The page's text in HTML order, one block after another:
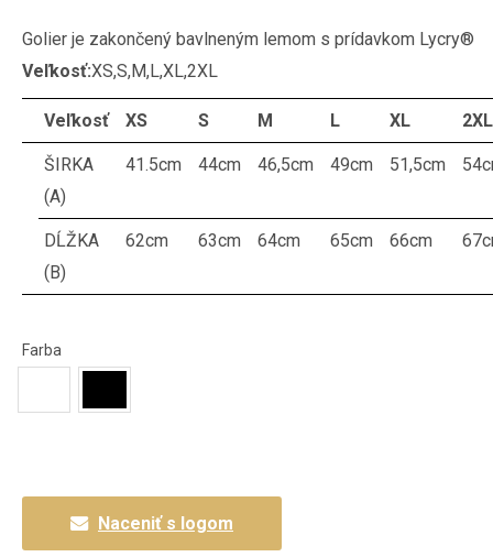
Golier je zakončený bavlneným lemom s prídavkom Lycry®
Veľkosť:XS,S,M,L,XL,2XL
Veľkosť XS S M L XL 2XL
ŠIRKA
(A)
41.5cm 44cm 46,5cm 49cm 51,5cm
DĹŽKA
(B)
62cm 63cm 64cm 65cm 66cm
Farba
Naceniť s logom